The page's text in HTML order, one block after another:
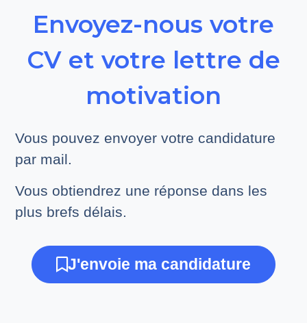
Envoyez-nous votre
CV et votre lettre de
motivation
Vous pouvez envoyer votre candidature
par mail.
Vous obtiendrez une réponse dans les
plus brefs délais.
J'envoie ma candidature